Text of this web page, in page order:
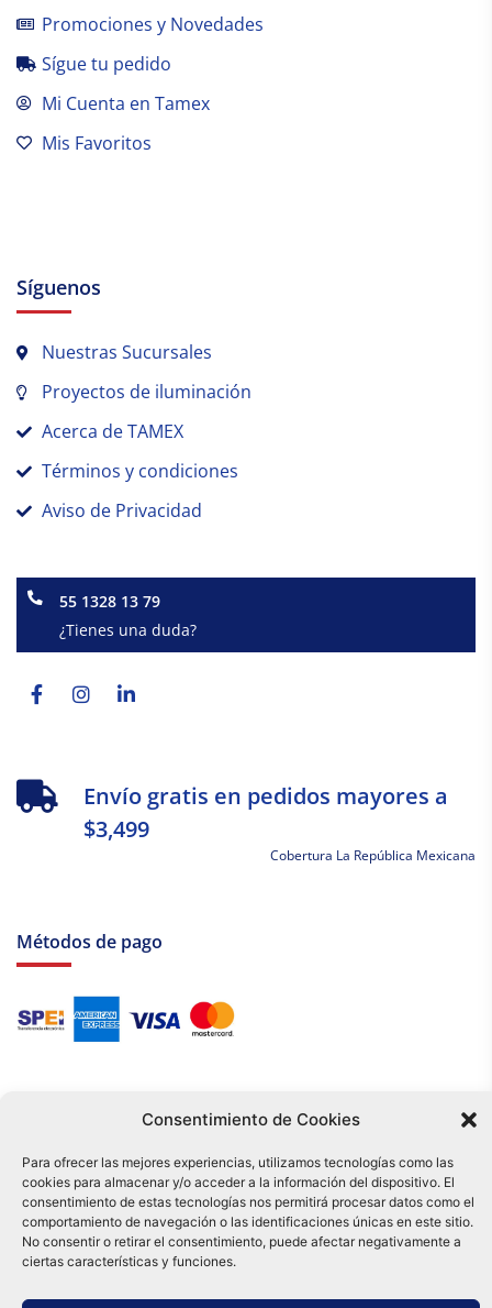
Consentimiento de Cookies
Para ofrecer las mejores experiencias, utilizamos tecnologías como las
cookies para almacenar y/o acceder a la información del dispositivo. El
consentimiento de estas tecnologías nos permitirá procesar datos como el
comportamiento de navegación o las identificaciones únicas en este sitio.
No consentir o retirar el consentimiento, puede afectar negativamente a
ciertas características y funciones.
Promociones y Novedades
Sígue tu pedido
Mi Cuenta en Tamex
Mis Favoritos
Síguenos
Nuestras Sucursales
Proyectos de iluminación
Acerca de TAMEX
Términos y condiciones
Aviso de Privacidad
55 1328 13 79
¿Tienes una duda?
f
Envío gratis en pedidos mayores a
$3,499
Cobertura La República Mexicana
Métodos de pago
Tu compra es respaldada por nuestro certificado SSL y operada bajo las
mejores prácticas de seguridad.
Distribuidora Tamex - México
e-commerce